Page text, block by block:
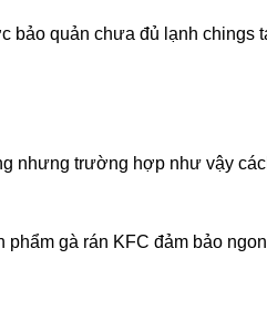
quản chưa đủ lạnh chings
nhưng trường hợp như vậy
gà rán KFC đảm bảo